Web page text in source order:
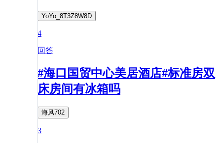
YoYo_8T3Z8W8D
4
回答
#海口国贸中心美居酒店#标准房双
床房间有冰箱吗
海风702
3